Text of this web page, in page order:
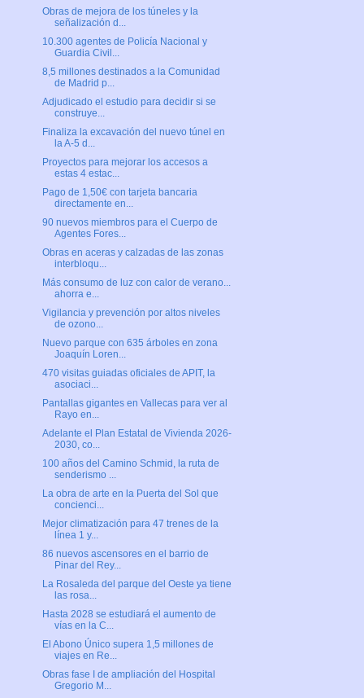
Obras de mejora de los túneles y la
señalización d...
10.300 agentes de Policía Nacional y
Guardia Civil...
8,5 millones destinados a la Comunidad
de Madrid p...
Adjudicado el estudio para decidir si se
construye...
Finaliza la excavación del nuevo túnel en
la A-5 d...
Proyectos para mejorar los accesos a
estas 4 estac...
Pago de 1,50€ con tarjeta bancaria
directamente en...
90 nuevos miembros para el Cuerpo de
Agentes Fores...
Obras en aceras y calzadas de las zonas
interbloqu...
Más consumo de luz con calor de verano...
ahorra e...
Vigilancia y prevención por altos niveles
de ozono...
Nuevo parque con 635 árboles en zona
Joaquín Loren...
470 visitas guiadas oficiales de APIT, la
asociaci...
Pantallas gigantes en Vallecas para ver al
Rayo en...
Adelante el Plan Estatal de Vivienda 2026-
2030, co...
100 años del Camino Schmid, la ruta de
senderismo ...
La obra de arte en la Puerta del Sol que
concienci...
Mejor climatización para 47 trenes de la
línea 1 y...
86 nuevos ascensores en el barrio de
Pinar del Rey...
La Rosaleda del parque del Oeste ya tiene
las rosa...
Hasta 2028 se estudiará el aumento de
vías en la C...
El Abono Único supera 1,5 millones de
viajes en Re...
Obras fase I de ampliación del Hospital
Gregorio M...